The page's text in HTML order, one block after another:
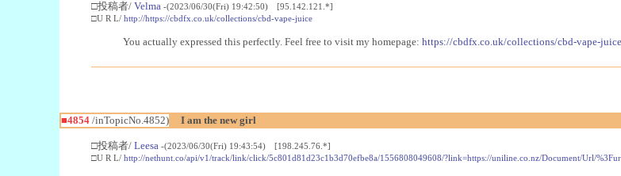
□投稿者/ Velma -(2023/06/30(Fri) 19:42:50) [95.142.121.*]
□U R L/ http://https://cbdfx.co.uk/collections/cbd-vape-juice
You actually expressed this perfectly. Feel free to visit my homepage: https://cbdfx.co.uk/collections/cbd-vape-juice
■4854/inTopicNo.4852) I am the new girl
□投稿者/ Leesa -(2023/06/30(Fri) 19:43:54) [198.245.76.*]
□U R L/ http://nethunt.co/api/v1/track/link/click/5c801d81d23c1b3d70efbe8a/1556808049608/?link=https://uniline.co.nz/Document/Url/